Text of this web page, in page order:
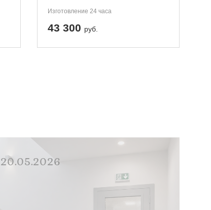
Изготовление 24 часа
43 300 руб.
20.05.2026